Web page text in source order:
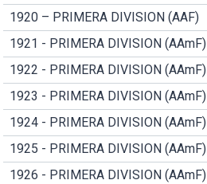
1920 – PRIMERA DIVISION (AAF)
1921 - PRIMERA DIVISION (AAmF)
1922 - PRIMERA DIVISION (AAmF)
1923 - PRIMERA DIVISION (AAmF)
1924 - PRIMERA DIVISION (AAmF)
1925 - PRIMERA DIVISION (AAmF)
1926 - PRIMERA DIVISION (AAmF)